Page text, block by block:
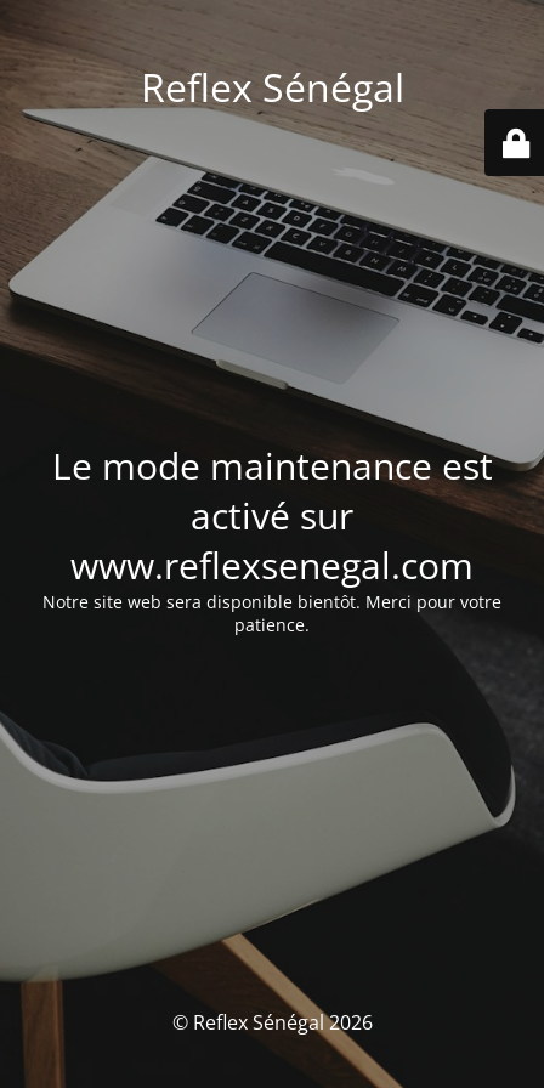
Reflex Sénégal
Le mode maintenance est
activé sur
www.reflexsenegal.com
Notre site web sera disponible bientôt. Merci pour votre
patience.
© Reflex Sénégal 2026